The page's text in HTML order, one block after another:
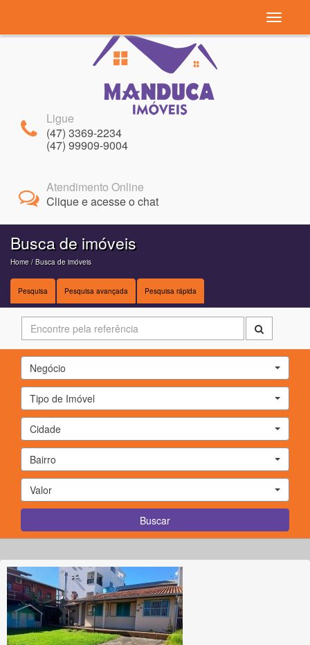
Ligue
(47) 3369-2234
(47) 99909-9004
Atendimento Online
Clique e acesse o chat
Busca de imóveis
Home / Busca de imóveis
Pesquisa Pesquisa avançada Pesquisa rápida
Negócio
Tipo de Imóvel
Cidade
Bairro
Valor
Buscar